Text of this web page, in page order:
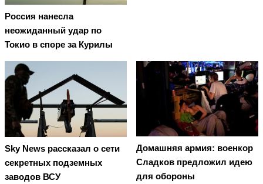
Россия нанесла
неожиданный удар по
Токио в споре за Курилы
Sky News рассказал о сети
секретных подземных
заводов ВСУ
Домашняя армия: военкор
Сладков предложил идею
для обороны